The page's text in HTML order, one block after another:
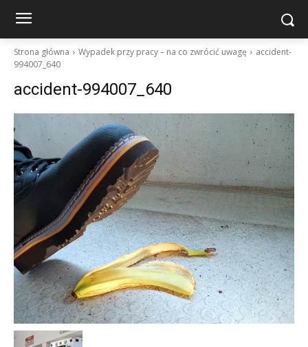
Strona główna Wypadek przy pracy – na co zwrócić uwagę
accident-
994007_640
accident-994007_640